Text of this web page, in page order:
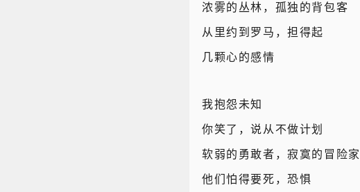
浓雾的丛林，孤独的背包客
从里约到罗马，担得起
几颗心的感情
我抱怨未知
你笑了，说从不做计划
软弱的勇敢者，寂寞的冒险家
他们怕得要死，恐惧